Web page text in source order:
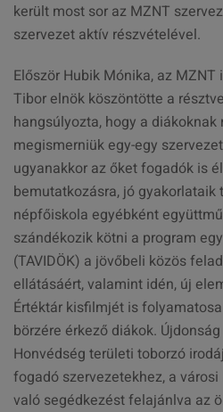
került most sor az MZNT
szervezet aktív részvételével.
Először Hubik Mónika, az
Tibor elnök köszöntötte a
hangsúlyozta, hogy a
megismerniük egy-egy
ugyanakkor az őket fogadók is
bemutatkozásra, jó gyakorlataik
népfőiskola egyébként
szándékozik kötni a program
(TAVIDÖK) a jövőbeli közös
ellátásáért, valamint idén, új
Értéktár kisfilmjét is
börzére érkező diákok.
Honvédség területi toborzó
fogadó szervezetekhez, a
való segédkezést felajánlva az